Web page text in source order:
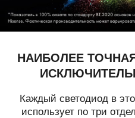
НАИБОЛЕЕ
Каждый светодиод в
использует по три